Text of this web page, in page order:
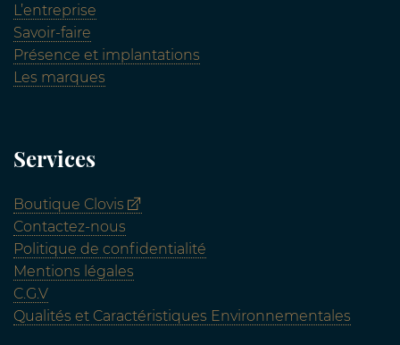
L’entreprise
Savoir-faire
Présence et implantations
Les marques
Services
Boutique Clovis
Contactez-nous
Politique de confidentialité
Mentions légales
C.G.V
Qualités et Caractéristiques Environnementales